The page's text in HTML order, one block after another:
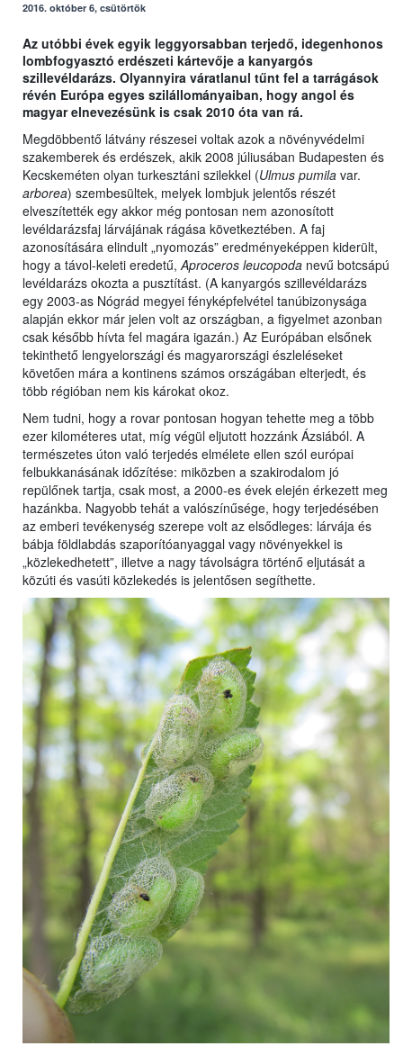
2016. október 6, csütörtök
Az utóbbi évek egyik leggyorsabban terjedő, idegenhonos
lombfogyasztó erdészeti kártevője a kanyargós
szillevéldarázs. Olyannyira váratlanul tűnt fel a tarrágások
révén Európa egyes szilállományaiban, hogy angol és
magyar elnevezésünk is csak 2010 óta van rá.
Megdöbbentő látvány részesei voltak azok a növényvédelmi
szakemberek és erdészek, akik 2008 júliusában Budapesten és
Kecskeméten olyan turkesztáni szilekkel (Ulmus pumila var.
arborea) szembesültek, melyek lombjuk jelentős részét
elveszítették egy akkor még pontosan nem azonosított
levéldarázsfaj lárvájának rágása következtében. A faj
azonosítására elindult „nyomozás” eredményeképpen kiderült,
hogy a távol-keleti eredetű,Aproceros leucopoda nevű botcsápú
levéldarázs okozta a pusztítást. (A kanyargós szillevéldarázs
egy 2003-as Nógrád megyei fényképfelvétel tanúbizonysága
alapján ekkor már jelen volt az országban, a figyelmet azonban
csak később hívta fel magára igazán.) Az Európában elsőnek
tekinthető lengyelországi és magyarországi észleléseket
követően mára a kontinens számos országában elterjedt, és
több régióban nem kis károkat okoz.
Nem tudni, hogy a rovar pontosan hogyan tehette meg a több
ezer kilométeres utat, míg végül eljutott hozzánk Ázsiából. A
természetes úton való terjedés elmélete ellen szól európai
felbukkanásának időzítése: miközben a szakirodalom jó
repülőnek tartja, csak most, a 2000-es évek elején érkezett meg
hazánkba. Nagyobb tehát a valószínűsége, hogy terjedésében
az emberi tevékenység szerepe volt az elsődleges: lárvája és
bábja földlabdás szaporítóanyaggal vagy növényekkel is
„közlekedhetett”, illetve a nagy távolságra történő eljutását a
közúti és vasúti közlekedés is jelentősen segíthette.